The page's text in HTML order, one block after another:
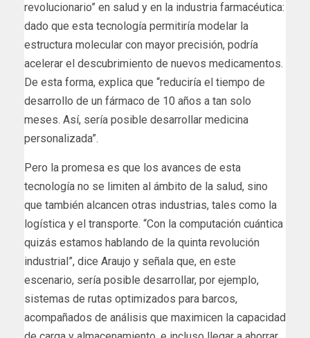
revolucionario” en salud y en la industria farmacéutica:
dado que esta tecnología permitiría modelar la
estructura molecular con mayor precisión, podría
acelerar el descubrimiento de nuevos medicamentos.
De esta forma, explica que “reduciría el tiempo de
desarrollo de un fármaco de 10 años a tan solo
meses. Así, sería posible desarrollar medicina
personalizada”.
Pero la promesa es que los avances de esta
tecnología no se limiten al ámbito de la salud, sino
que también alcancen otras industrias, tales como la
logística y el transporte. “Con la computación cuántica
quizás estamos hablando de la quinta revolución
industrial”, dice Araujo y señala que, en este
escenario, sería posible desarrollar, por ejemplo,
sistemas de rutas optimizados para barcos,
acompañados de análisis que maximicen la capacidad